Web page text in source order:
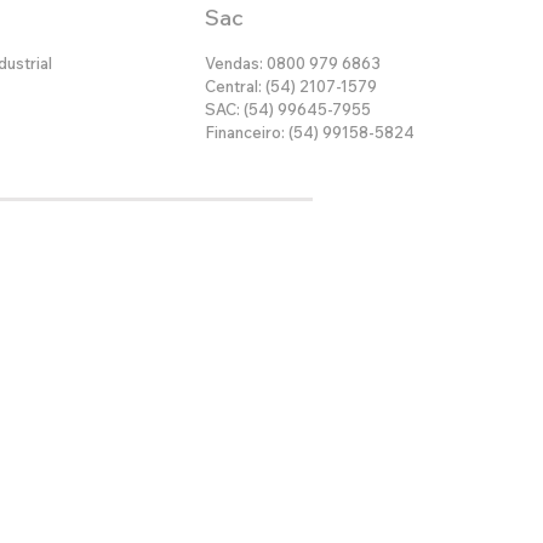
Sac
Vendas: 0800 979 6863
Central: (54) 2107-1579
SAC: (54) 99645-7955
Financeiro: (54) 99158-5824